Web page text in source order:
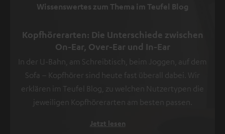
Wissenswertes zum Thema im Teufel Blog
Kopfhörerarten: Die Unterschiede zwischen
On-Ear, Over-Ear und In-Ear
In der U-Bahn, am Schreibtisch, beim Joggen, auf dem
Sofa – Kopfhörer sind heute fast überall dabei. Wir
erklären im Teufel Blog, zu welchen Nutzertypen die
jeweiligen Kopfhörerarten am besten passen.
Jetzt lesen